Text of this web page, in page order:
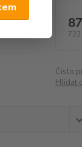
722
Číslo
Hlídat